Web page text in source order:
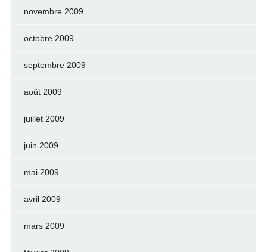
novembre 2009
octobre 2009
septembre 2009
août 2009
juillet 2009
juin 2009
mai 2009
avril 2009
mars 2009